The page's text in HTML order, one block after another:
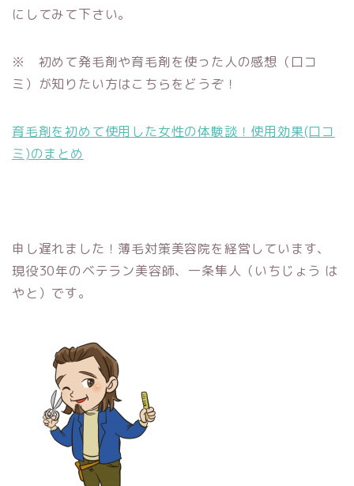
にしてみて下さい。
※ 初めて発毛剤や育毛剤を使った人の感想（口コ
ミ）が知りたい方はこちらをどうぞ！
育毛剤を初めて使用した女性の体験談！使用効果(口コ
ミ)のまとめ
申し遅れました！薄毛対策美容院を経営しています、
現役30年のベテラン美容師、一条隼人（いちじょう は
やと）です。